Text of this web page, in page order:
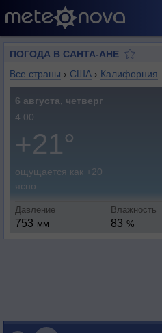
ПОГОДА В САНТА-АНЕ
Все страны › США › Калифорния
6 августа, четверг
4:00
+21°
ощущается как +20
ясно
Давление
753 мм
Влажность
83 %